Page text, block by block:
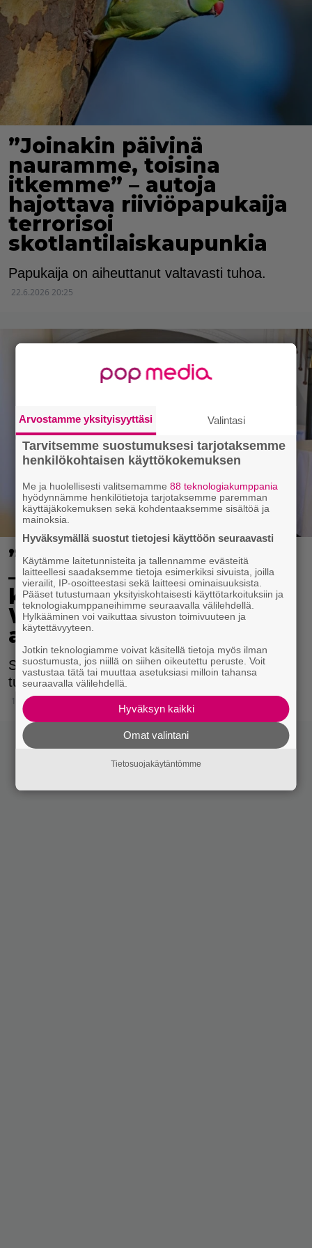
”Joinakin päivinä
nauramme, toisina
itkemme” – autoja
hajottava riiviöpapukaija
terrorisoi
skotlantilaiskaupunkia
Papukaija on aiheuttanut valtavasti tuhoa.
22.6.2026 20:25
”Vuokralaiset helvetistä”
– asukkaat tekivät
käsittämätöntä tuhoa
Wilma Schlizewskin
asunnossa
Schlizewskillä on ollut uskomattoman huono
tuuri vuokralaisten suhteen.
16.4.2026 18:19
Arvostamme yksityisyyttäsi Valintasi
Tarvitsemme suostumuksesi tarjotaksemme
henkilökohtaisen käyttökokemuksen
Me ja huolellisesti valitsemamme88 teknologiakumppania
hyödynnämme henkilötietoja tarjotaksemme paremman
käyttäjäkokemuksen sekä kohdentaaksemme sisältöä ja
mainoksia.
Hyväksymällä suostut tietojesi käyttöön seuraavasti
Käytämme laitetunnisteita ja tallennamme evästeitä
laitteellesi saadaksemme tietoja esimerkiksi sivuista, joilla
vierailit, IP-osoitteestasi sekä laitteesi ominaisuuksista.
Pääset tutustumaan yksityiskohtaisesti käyttötarkoituksiin ja
teknologiakumppaneihimme seuraavalla välilehdellä.
Hylkääminen voi vaikuttaa sivuston toimivuuteen ja
käytettävyyteen.
Jotkin teknologiamme voivat käsitellä tietoja myös ilman
suostumusta, jos niillä on siihen oikeutettu peruste. Voit
vastustaa tätä tai muuttaa asetuksiasi milloin tahansa
seuraavalla välilehdellä.
Hyväksyn kaikki
Omat valintani
Tietosuojakäytäntömme